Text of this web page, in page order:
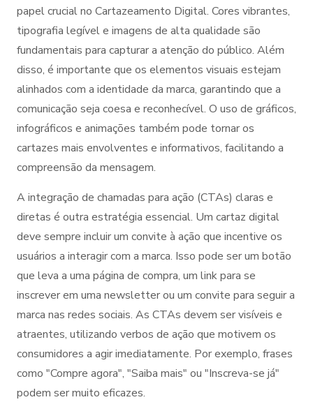
papel crucial no Cartazeamento Digital. Cores vibrantes,
tipografia legível e imagens de alta qualidade são
fundamentais para capturar a atenção do público. Além
disso, é importante que os elementos visuais estejam
alinhados com a identidade da marca, garantindo que a
comunicação seja coesa e reconhecível. O uso de gráficos,
infográficos e animações também pode tornar os
cartazes mais envolventes e informativos, facilitando a
compreensão da mensagem.
A integração de chamadas para ação (CTAs) claras e
diretas é outra estratégia essencial. Um cartaz digital
deve sempre incluir um convite à ação que incentive os
usuários a interagir com a marca. Isso pode ser um botão
que leva a uma página de compra, um link para se
inscrever em uma newsletter ou um convite para seguir a
marca nas redes sociais. As CTAs devem ser visíveis e
atraentes, utilizando verbos de ação que motivem os
consumidores a agir imediatamente. Por exemplo, frases
como "Compre agora", "Saiba mais" ou "Inscreva-se já"
podem ser muito eficazes.